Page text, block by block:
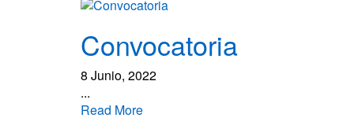
Convocatoria
8 Junio, 2022
...
Read More